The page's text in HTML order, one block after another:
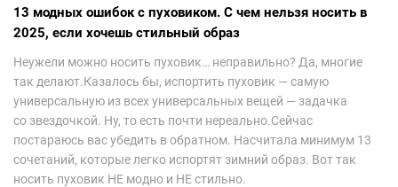
13 модных ошибок с пуховиком. С чем нельзя носить в
2025, если хочешь стильный образ
Неужели можно носить пуховик… неправильно? Да, многие
так делают.Казалось бы, испортить пуховик — самую
универсальную из всех универсальных вещей — задачка
со звездочкой. Ну, то есть почти нереально.Сейчас
постараюсь вас убедить в обратном. Насчитала минимум 13
сочетаний, которые легко испортят зимний образ. Вот так
носить пуховик НЕ модно и НЕ стильно.